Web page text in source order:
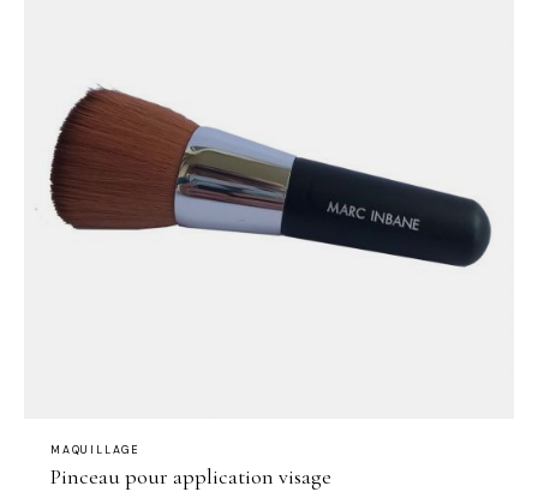
MAQUILLAGE
Pinceau pour application visage